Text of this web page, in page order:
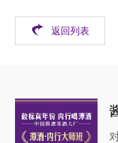
返回列表